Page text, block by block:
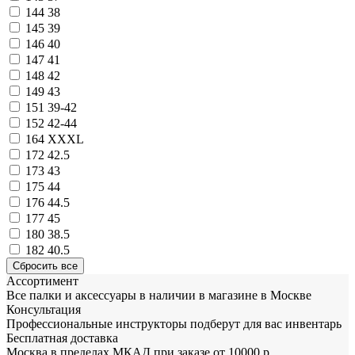
144 38
145 39
146 40
147 41
148 42
149 43
151 39-42
152 42-44
164 XXXL
172 42.5
173 43
175 44
176 44.5
177 45
180 38.5
182 40.5
Ассортимент
Все палки и аксессуары в наличии в магазине в Москве
Консультация
Профессиональные инструкторы подберут для вас инвентарь
Бесплатная доставка
Москва в пределах МКАД при заказе от 10000 р.